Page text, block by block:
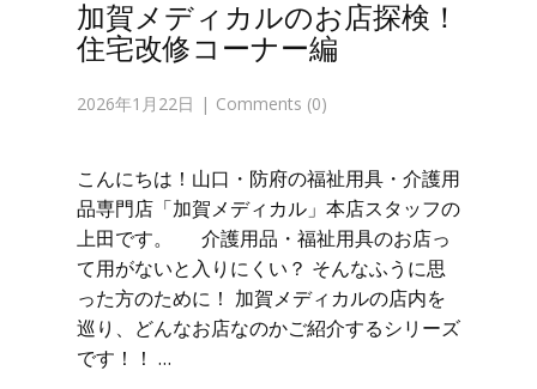
加賀メディカルのお店探検！
住宅改修コーナー編
2026年1月22日 Comments (0)
こんにちは！山口・防府の福祉用具・介護用
品専門店「加賀メディカル」本店スタッフの
上田です。 介護用品・福祉用具のお店っ
て用がないと入りにくい？ そんなふうに思
った方のために！ 加賀メディカルの店内を
巡り、どんなお店なのかご紹介するシリーズ
です！！ …